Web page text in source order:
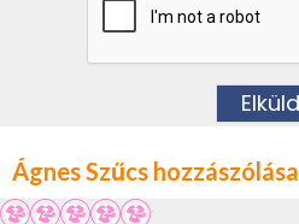
Ágnes Szűcs hozzászólása